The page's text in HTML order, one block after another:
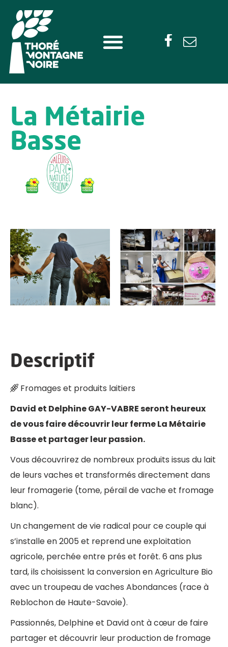
La Métairie
Basse
SAINT-AMANS-SOULT
Descriptif
Fromages et produits laitiers
David et Delphine GAY-VABRE seront heureux
de vous faire découvrir leur ferme La Métairie
Basse et partager leur passion.
Vous découvrirez de nombreux produits issus du lait
de leurs vaches et transformés directement dans
leur fromagerie (tome, pérail de vache et fromage
blanc).
Un changement de vie radical pour ce couple qui
s’installe en 2005 et reprend une exploitation
agricole, perchée entre prés et forêt. 6 ans plus
tard, ils choisissent la conversion en Agriculture Bio
avec un troupeau de vaches Abondances (race à
Reblochon de Haute-Savoie).
Passionnés, Delphine et David ont à cœur de faire
partager et découvrir leur production de fromage